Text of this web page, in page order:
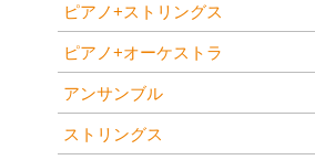
ピアノ+ストリングス
ピアノ+オーケストラ
アンサンブル
ストリングス